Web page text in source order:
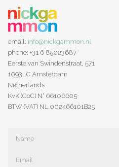
contact info
email: info@nickgammon.nl
phone: +31 6 85023687
Eerste van Swindenstraat, 571
1093LC Amsterdam
Netherlands
KvK (CoC) N° 66106605
BTW (VAT) NL 002466101B25